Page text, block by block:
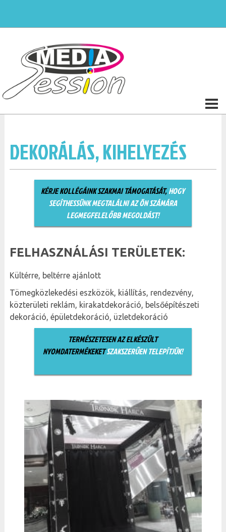
DEKORÁLÁS, KIHELYEZÉS
KÉRJE KOLLÉGÁINK SZAKMAI TÁMOGATÁSÁT,HOGY
SEGÍTHESSÜNK MEGTALÁLNI AZ ÖN SZÁMÁRA
LEGMEGFELELŐBB MEGOLDÁST!
FELHASZNÁLÁSI TERÜLETEK:
Kültérre, beltérre ajánlott
Tömegközlekedési eszközök, kiállítás, rendezvény,
közterületi reklám, kirakatdekoráció, belsőépítészeti
dekoráció, épületdekoráció, üzletdekoráció
TERMÉSZETESEN AZ ELKÉSZÜLT
NYOMDATERMÉKEKETSZAKSZERŰEN TELEPÍTJÜK!